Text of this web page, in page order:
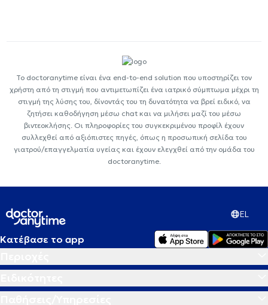
Το doctoranytime είναι ένα end-to-end solution που υποστηρίζει τον
χρήστη από τη στιγμή που αντιμετωπίζει ένα ιατρικό σύμπτωμα μέχρι τη
στιγμή της λύσης του, δίνοντάς του τη δυνατότητα να βρεί ειδικό, να
ζητήσει καθοδήγηση μέσω chat και να μιλήσει μαζί του μέσω
βιντεοκλήσης. Οι πληροφορίες του συγκεκριμένου προφίλ έχουν
συλλεχθεί από αξιόπιστες πηγές, όπως η προσωπική σελίδα του
γιατρού/επαγγελματία υγείας και έχουν ελεγχθεί από την ομάδα του
doctoranytime.
EL
Κατέβασε το app